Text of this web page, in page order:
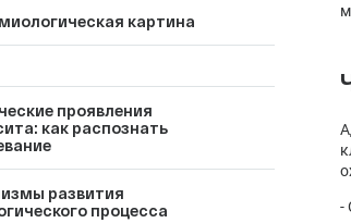
картина
проявления
как распознать
развития
процесса
-